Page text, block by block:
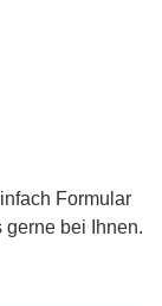
Formular
bei Ihnen.